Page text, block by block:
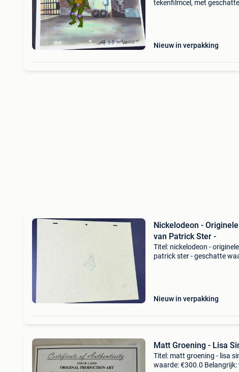
tekenfilmcel, met
Nieuw in verpakking
Nickelodeon -
van Patrick Ster -
Titel: nickelodeon -
patrick ster - geschatte
Nieuw in verpakking
Matt Groening - Lisa
Titel: matt groening - lisa
waarde: €300.0